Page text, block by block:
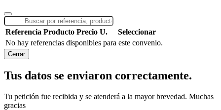
Referencia Producto Precio U.
Seleccionar
No hay referencias disponibles para este convenio.
Cerrar
Tus datos se enviaron correctamente.
Tu petición fue recibida y se atenderá a la mayor brevedad. Muchas
gracias